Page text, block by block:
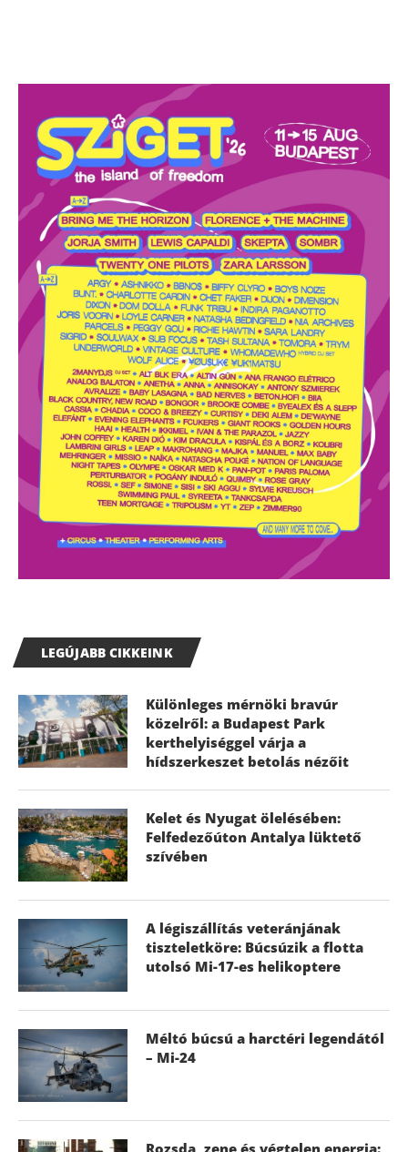
LEGÚJABB CIKKEINK
Különleges mérnöki bravúr
közelről: a Budapest Park
kerthelyiséggel várja a
hídszerkeszet betolás nézőit
Kelet és Nyugat ölelésében:
Felfedezőúton Antalya lüktető
szívében
A légiszállítás veteránjának
tiszteletköre: Búcsúzik a flotta
utolsó Mi-17-es helikoptere
Méltó búcsú a harctéri legendától
– Mi-24
Rozsda, zene és végtelen energia: